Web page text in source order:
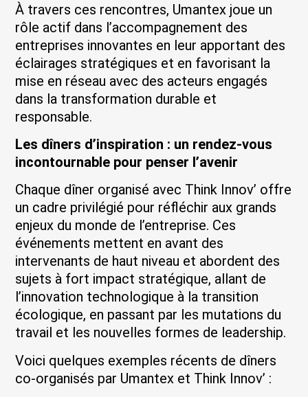
À travers ces rencontres, Umantex joue un
rôle actif dans l’accompagnement des
entreprises innovantes en leur apportant des
éclairages stratégiques et en favorisant la
mise en réseau avec des acteurs engagés
dans la transformation durable et
responsable.
Les dîners d’inspiration : un rendez-vous
incontournable pour penser l’avenir
Chaque dîner organisé avec Think Innov’ offre
un cadre privilégié pour réfléchir aux grands
enjeux du monde de l’entreprise. Ces
événements mettent en avant des
intervenants de haut niveau et abordent des
sujets à fort impact stratégique, allant de
l’innovation technologique à la transition
écologique, en passant par les mutations du
travail et les nouvelles formes de leadership.
Voici quelques exemples récents de dîners
co-organisés par Umantex et Think Innov’ :